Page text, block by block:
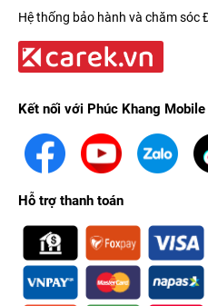
Hệ thống bảo hành và chăm sóc
Kết nối với Phúc Khang Mobile
Hỗ trợ thanh toán